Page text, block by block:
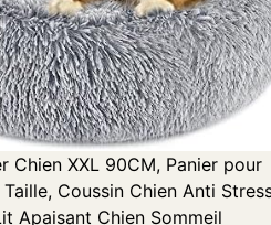
Chien XXL 90CM, Panier pour
Coussin Chien Anti
Apaisant Chien Sommeil